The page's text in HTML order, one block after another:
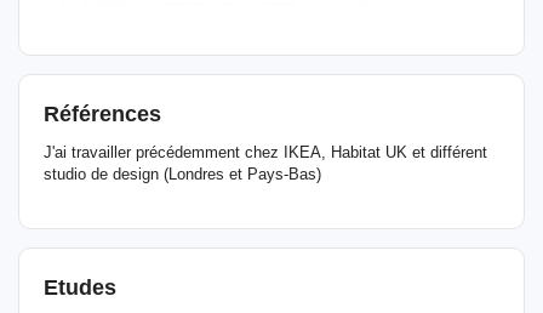
Références
J'ai travailler précédemment chez IKEA, Habitat UK et différent
studio de design (Londres et Pays-Bas)
Etudes